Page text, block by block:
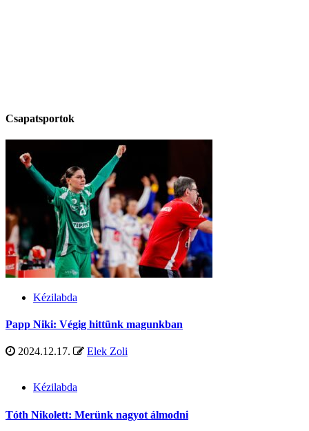
Csapatsportok
Kézilabda
Papp Niki: Végig hittünk magunkban
2024.12.17. Elek Zoli
Kézilabda
Tóth Nikolett: Merünk nagyot álmodni